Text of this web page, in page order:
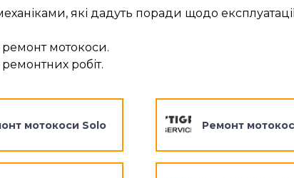
які дадуть поради щодо
ремонт мотокоси.
робіт.
мотокоси Solo Ремонт